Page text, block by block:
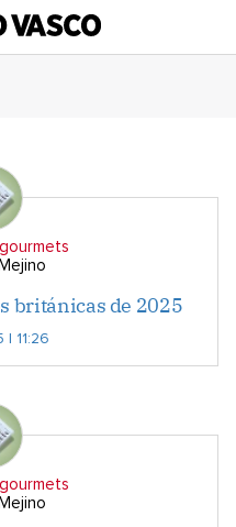
británicas de 2025
| 11:26